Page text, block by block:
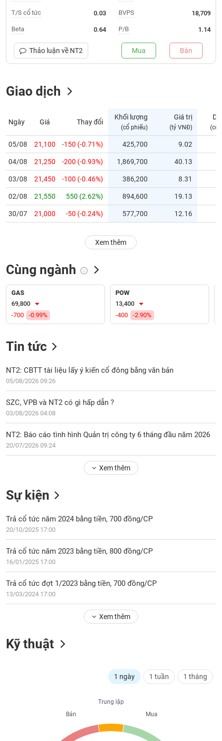
Trạng
thái
phiếu
thị
trường
yết
Niêm
mới
Niêm
yết
bổ
Hủy
dõi
biệt
Không
được
phiếu
chi
tiết
Tổng
quan
Tài
Phân
tích
thuật
Hồ
sơ
doanh
sự
kiện
T/S cổ tức 0.03
Beta 0.64
BVPS 18,709
P/B 1.14
Thảo luận về NT2 Mua Bán
Giao dịch
Ngày Giá Thay đổi
Khối lượng
(cổ phiếu)
Giá trị
(tỷ VNĐ) (cổ
05/08 21,100 -150 (-0.71%) 425,700 9.02
04/08 21,250 -200 (-0.93%) 1,869,700 40.13
03/08 21,450 -100 (-0.46%) 386,200 8.31
02/08 21,550 550 (2.62%) 894,600 19.13
30/07 21,000 -50 (-0.24%) 577,700 12.16
Xem thêm
Cùng ngành
GAS
69,800
-700
-0.99%
POW
13,400
-400
-2.90%
Tin tức
NT2: CBTT tài liệu lấy ý kiến cổ đông bằng văn bản
05/08/2026 09:26
SZC, VPB và NT2 có gì hấp dẫn ?
03/08/2026 04:08
NT2: Báo cáo tình hình Quản trị công ty 6 tháng đầu năm 2026
20/07/2026 09:24
Xem thêm
Sự kiện
Trả cổ tức năm 2024 bằng tiền, 700 đồng/CP
20/10/2025 17:00
Trả cổ tức năm 2023 bằng tiền, 800 đồng/CP
16/01/2025 17:00
Trả cổ tức đợt 1/2023 bằng tiền, 700 đồng/CP
13/03/2024 17:00
Xem thêm
Kỹ thuật
1 ngày 1 tuần 1 tháng
Trung lập
Mua
Bán
NGÀNH
NGHIỆP
CỔ
SINH
TRÁI
PHIẾU
CÔNG
ĐẦU
TƯ
DỮ
LIỆU
Ngành
(-)
VS-
NĂNG
LƯỢNG
VẬT
LIỆU
CÔNG